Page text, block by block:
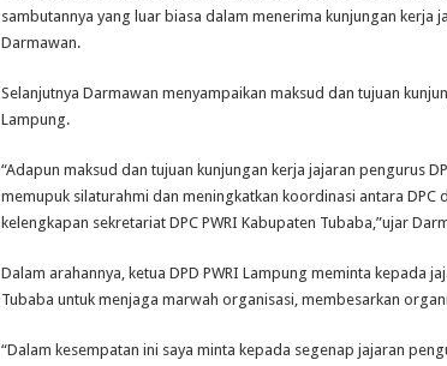
sambutannya yang luar biasa dalam menerima kunjungan kerja
Darmawan.
Selanjutnya Darmawan menyampaikan maksud dan tujuan
Lampung.
“Adapun maksud dan tujuan kunjungan kerja jajaran pengurus
memupuk silaturahmi dan meningkatkan koordinasi antara DPC
kelengkapan sekretariat DPC PWRI Kabupaten Tubaba,”ujar
Dalam arahannya, ketua DPD PWRI Lampung meminta kepada
Tubaba untuk menjaga marwah organisasi, membesarkan
“Dalam kesempatan ini saya minta kepada segenap jajaran